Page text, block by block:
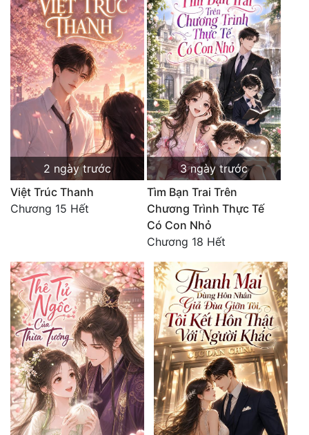
2 ngày trước
Việt Trúc Thanh
Chương 15 Hết
3 ngày trước
Tìm Bạn Trai Trên
Chương Trình Thực Tế
Có Con Nhỏ
Chương 18 Hết